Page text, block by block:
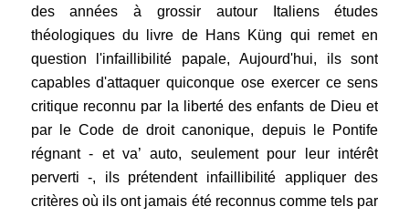
des années à grossir autour Italiens études
théologiques du livre de Hans Küng qui remet en
question l'infaillibilité papale, Aujourd'hui, ils sont
capables d'attaquer quiconque ose exercer ce sens
critique reconnu par la liberté des enfants de Dieu et
par le Code de droit canonique, depuis le Pontife
régnant - et va’ auto, seulement pour leur intérêt
perverti -, ils prétendent infaillibilité appliquer des
critères où ils ont jamais été reconnus comme tels par